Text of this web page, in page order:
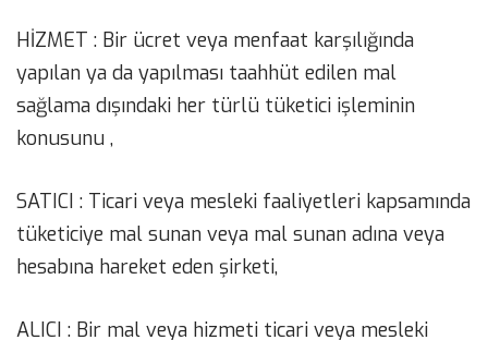
HİZMET : Bir ücret veya menfaat karşılığında
yapılan ya da yapılması taahhüt edilen mal
sağlama dışındaki her türlü tüketici işleminin
konusunu ,
SATICI : Ticari veya mesleki faaliyetleri kapsamında
tüketiciye mal sunan veya mal sunan adına veya
hesabına hareket eden şirketi,
ALICI : Bir mal veya hizmeti ticari veya mesleki